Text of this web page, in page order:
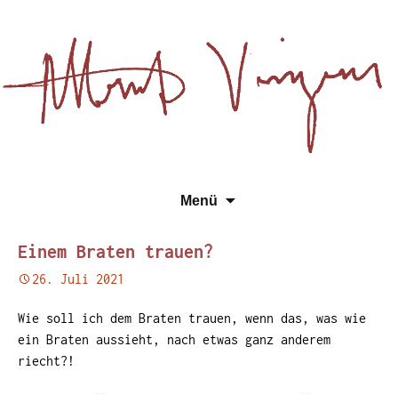
Albert Vinzens
Essays, Literarisches und
Menü
Einem Braten trauen?
26. Juli 2021
Wie soll ich dem Braten trauen, wenn das, was wie
ein Braten aussieht, nach etwas ganz anderem
riecht?!